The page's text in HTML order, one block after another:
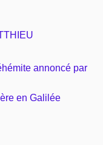
annoncé par
en Galilée